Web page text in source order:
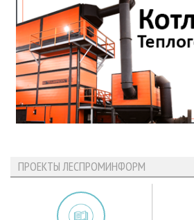
ПРОЕКТЫ ЛЕСПРОМИНФОРМ